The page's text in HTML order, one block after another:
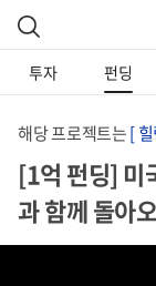
투자 펀딩
해당 프로젝트는[
[1억 펀딩] 미
과 함께 돌아